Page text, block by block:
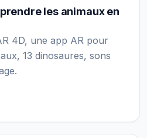
les animaux en
4D, une app AR pour
13 dinosaures, sons